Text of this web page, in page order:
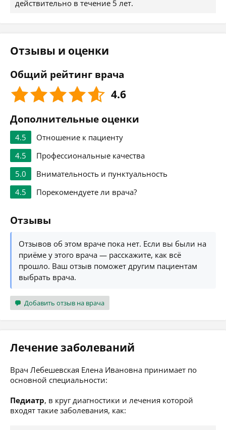
действительно в течение 5 лет.
Отзывы и оценки
Общий рейтинг врача
4.6
Дополнительные оценки
4.5
Отношение к пациенту
4.5
Профессиональные качества
5.0
Внимательность и пунктуальность
4.5
Порекомендуете ли врача?
Отзывы
Отзывов об этом враче пока нет. Если вы были на
приёме у этого врача — расскажите, как всё
прошло. Ваш отзыв поможет другим пациентам
выбрать врача.
Добавить отзыв на врача
Лечение заболеваний
Врач Лебешевская Елена Ивановна принимает по
основной специальности:
Педиатр, в круг диагностики и лечения которой
входят такие заболевания, как: